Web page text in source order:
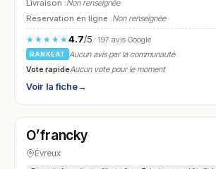
Livraison :Non renseignée
Réservation en ligne :Non renseignée
★★★★★4.7/5· 197 avis Google
RANKEAT
Aucun avis par la communauté
Vote rapideAucun vote pour le moment
Voir la fiche→
N° 15
O’francky
Évreux